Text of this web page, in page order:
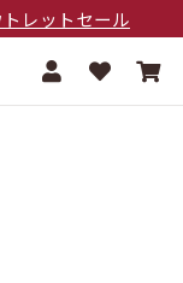
レットセール